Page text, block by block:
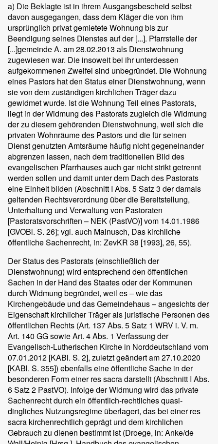
a) Die Beklagte ist in ihrem Ausgangsbescheid selbst
davon ausgegangen, dass dem Kläger die von ihm
ursprünglich privat gemietete Wohnung bis zur
Beendigung seines Dienstes auf der [...]. Pfarrstelle der
[...]gemeinde A. am 28.02.2013 als Dienstwohnung
zugewiesen war. Die insoweit bei ihr unterdessen
aufgekommenen Zweifel sind unbegründet. Die Wohnung
eines Pastors hat den Status einer Dienstwohnung, wenn
sie von dem zuständigen kirchlichen Träger dazu
gewidmet wurde. Ist die Wohnung Teil eines Pastorats,
liegt in der Widmung des Pastorats zugleich die Widmung
der zu diesem gehörenden Dienstwohnung, weil sich die
privaten Wohnräume des Pastors und die für seinen
Dienst genutzten Amtsräume häufig nicht gegeneinander
abgrenzen lassen, nach dem traditionellen Bild des
evangelischen Pfarrhauses auch gar nicht strikt getrennt
werden sollen und damit unter dem Dach des Pastorats
eine Einheit bilden (Abschnitt I Abs. 5 Satz 3 der damals
geltenden Rechtsverordnung über die Bereitstellung,
Unterhaltung und Verwaltung von Pastoraten
[Pastoratsvorschriften – NEK (PastVO)] vom 14.01.1986
[GVOBl. S. 26]; vgl. auch Mainusch, Das kirchliche
öffentliche Sachenrecht, in: ZevKR 38 [1993], 26, 55).
Der Status des Pastorats (einschließlich der
Dienstwohnung) wird entsprechend den öffentlichen
Sachen in der Hand des Staates oder der Kommunen
durch Widmung begründet, weil es – wie das
Kirchengebäude und das Gemeindehaus – angesichts der
Eigenschaft kirchlicher Träger als juristische Personen des
öffentlichen Rechts (Art. 137 Abs. 5 Satz 1 WRV i. V. m.
Art. 140 GG sowie Art. 4 Abs. 1 Verfassung der
Evangelisch-Lutherischen Kirche in Norddeutschland vom
07.01.2012 [KABl. S. 2], zuletzt geändert am 27.10.2020
[KABl. S. 355]) ebenfalls eine öffentliche Sache in der
besonderen Form einer res sacra darstellt (Abschnitt I Abs.
6 Satz 2 PastVO). Infolge der Widmung wird das private
Sachenrecht durch ein öffentlich-rechtliches quasi-
dingliches Nutzungsregime überlagert, das bei einer res
sacra kirchenrechtlich geprägt und dem kirchlichen
Gebrauch zu dienen bestimmt ist (Droege, in: Anke/de